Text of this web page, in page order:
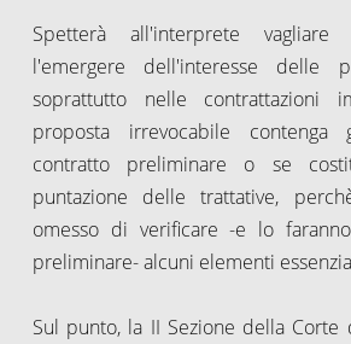
Spetterà all'interprete
l'emergere dell'interesse delle
soprattutto nelle contrattazioni
proposta irrevocabile
contratto preliminare o se
puntazione delle trattative,
omesso di verificare -e lo
preliminare- alcuni elementi
Sul punto, la II Sezione della Corte